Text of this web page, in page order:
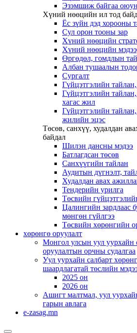
Эзэмшиж байгаа
Хүний нөөцийн ил тод
Ёс зүйн дэд хорооны
Сул орон тооны зар
Хүний нөөцийн
Хүний нөөцийн
Өргөдөл, гомдлын
Албан тушаалын
Сургалт
Гүйцэтгэлийн
Гүйцэтгэлийн
хагас жил
Гүйцэтгэлийн
жилийн эцэс
Төсөв, санхүү, худалдан
байдал
Шилэн дансны мэдээ
Батлагдсан төсөв
Санхүүгийн тайлан
Аудитын дүгнэлт,
Худалдан авах
Тендерийн урилга
Төсвийн
Цалингийн зардлаас
мөнгөн гүйлгээ
Төсвийн хөрөнгийн
хөрөнгө оруулалт
Монгол улсын уул уурхайн
оруулалтын орчны судалгаа
Уул уурхайн салбарт
шаардлагатай төслийн
2025 он
2026 он
Ашигт малтмал, уул
гарын авлага
e-zasag.mn